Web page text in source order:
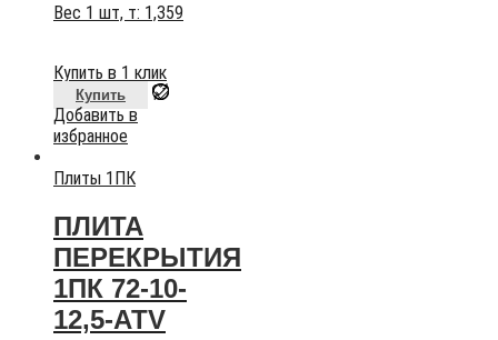
Вес 1 шт, т: 1,359
Купить в 1 клик
Купить
Добавить в
избранное
Плиты 1ПК
ПЛИТА
ПЕРЕКРЫТИЯ
1ПК 72-10-
12,5-АТV